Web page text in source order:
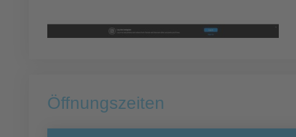
Öffnungszeiten